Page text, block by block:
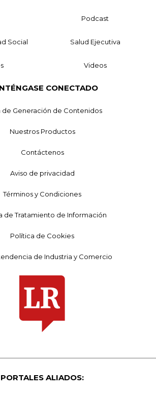
Podcast
Social Salud Ejecutiva
Videos
CONECTADO
de Generación de Contenidos
Nuestros Productos
Contáctenos
Aviso de privacidad
Términos y Condiciones
de Tratamiento de Información
Política de Cookies
de Industria y Comercio
PORTALES ALIADOS: